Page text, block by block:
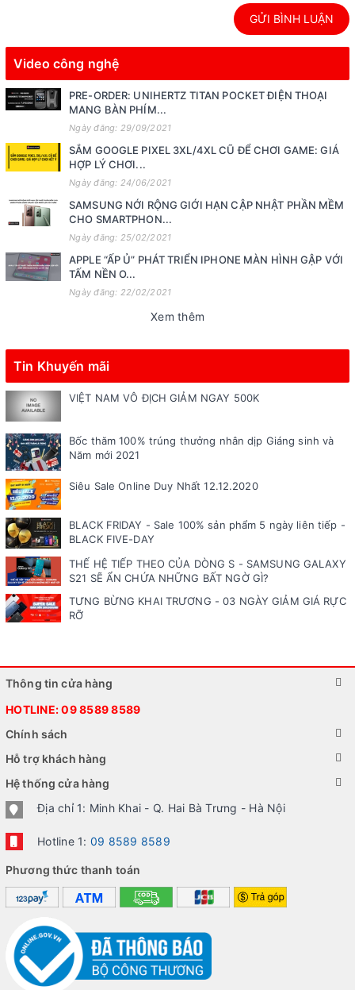
GỬI BÌNH LUẬN
Video công nghệ
PRE-ORDER: UNIHERTZ TITAN POCKET ĐIỆN THOẠI
MANG BÀN PHÍM...
Ngày đăng: 29/09/2021
SẮM GOOGLE PIXEL 3XL/4XL CŨ ĐỂ CHƠI GAME: GIÁ
HỢP LÝ CHƠI...
Ngày đăng: 24/06/2021
SAMSUNG NỚI RỘNG GIỚI HẠN CẬP NHẬT PHẦN MỀM
CHO SMARTPHON...
Ngày đăng: 25/02/2021
APPLE “ẤP Ủ” PHÁT TRIỂN IPHONE MÀN HÌNH GẬP VỚI
TẤM NỀN O...
Ngày đăng: 22/02/2021
Xem thêm
Tin Khuyến mãi
VIỆT NAM VÔ ĐỊCH GIẢM NGAY 500K
Bốc thăm 100% trúng thưởng nhân dịp Giáng sinh và
Năm mới 2021
Siêu Sale Online Duy Nhất 12.12.2020
BLACK FRIDAY - Sale 100% sản phẩm 5 ngày liên tiếp -
BLACK FIVE-DAY
THẾ HỆ TIẾP THEO CỦA DÒNG S - SAMSUNG GALAXY
S21 SẼ ẨN CHỨA NHỮNG BẤT NGỜ GÌ?
TƯNG BỪNG KHAI TRƯƠNG - 03 NGÀY GIẢM GIÁ RỰC
RỠ
Thông tin cửa hàng
HOTLINE:09 8589 8589
Chính sách
Hỗ trợ khách hàng
Hệ thống cửa hàng
Địa chỉ 1: Minh Khai - Q. Hai Bà Trưng - Hà Nội
Hotline 1: 09 8589 8589
Phương thức thanh toán